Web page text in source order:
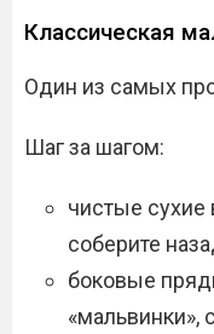
Классическая
Один из самых
Шаг за шагом:
чистые
соберите
боковые
«мальвинки»,